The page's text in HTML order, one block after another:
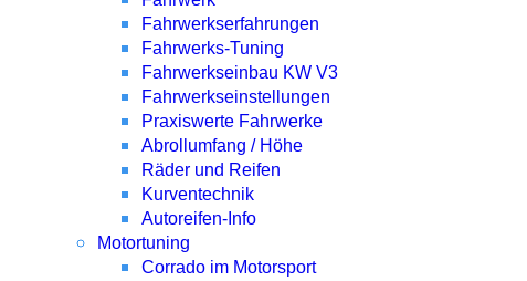
Fahrwerkserfahrungen
Fahrwerks-Tuning
Fahrwerkseinbau KW V3
Fahrwerkseinstellungen
Praxiswerte Fahrwerke
Abrollumfang / Höhe
Räder und Reifen
Kurventechnik
Autoreifen-Info
Motortuning
Corrado im Motorsport